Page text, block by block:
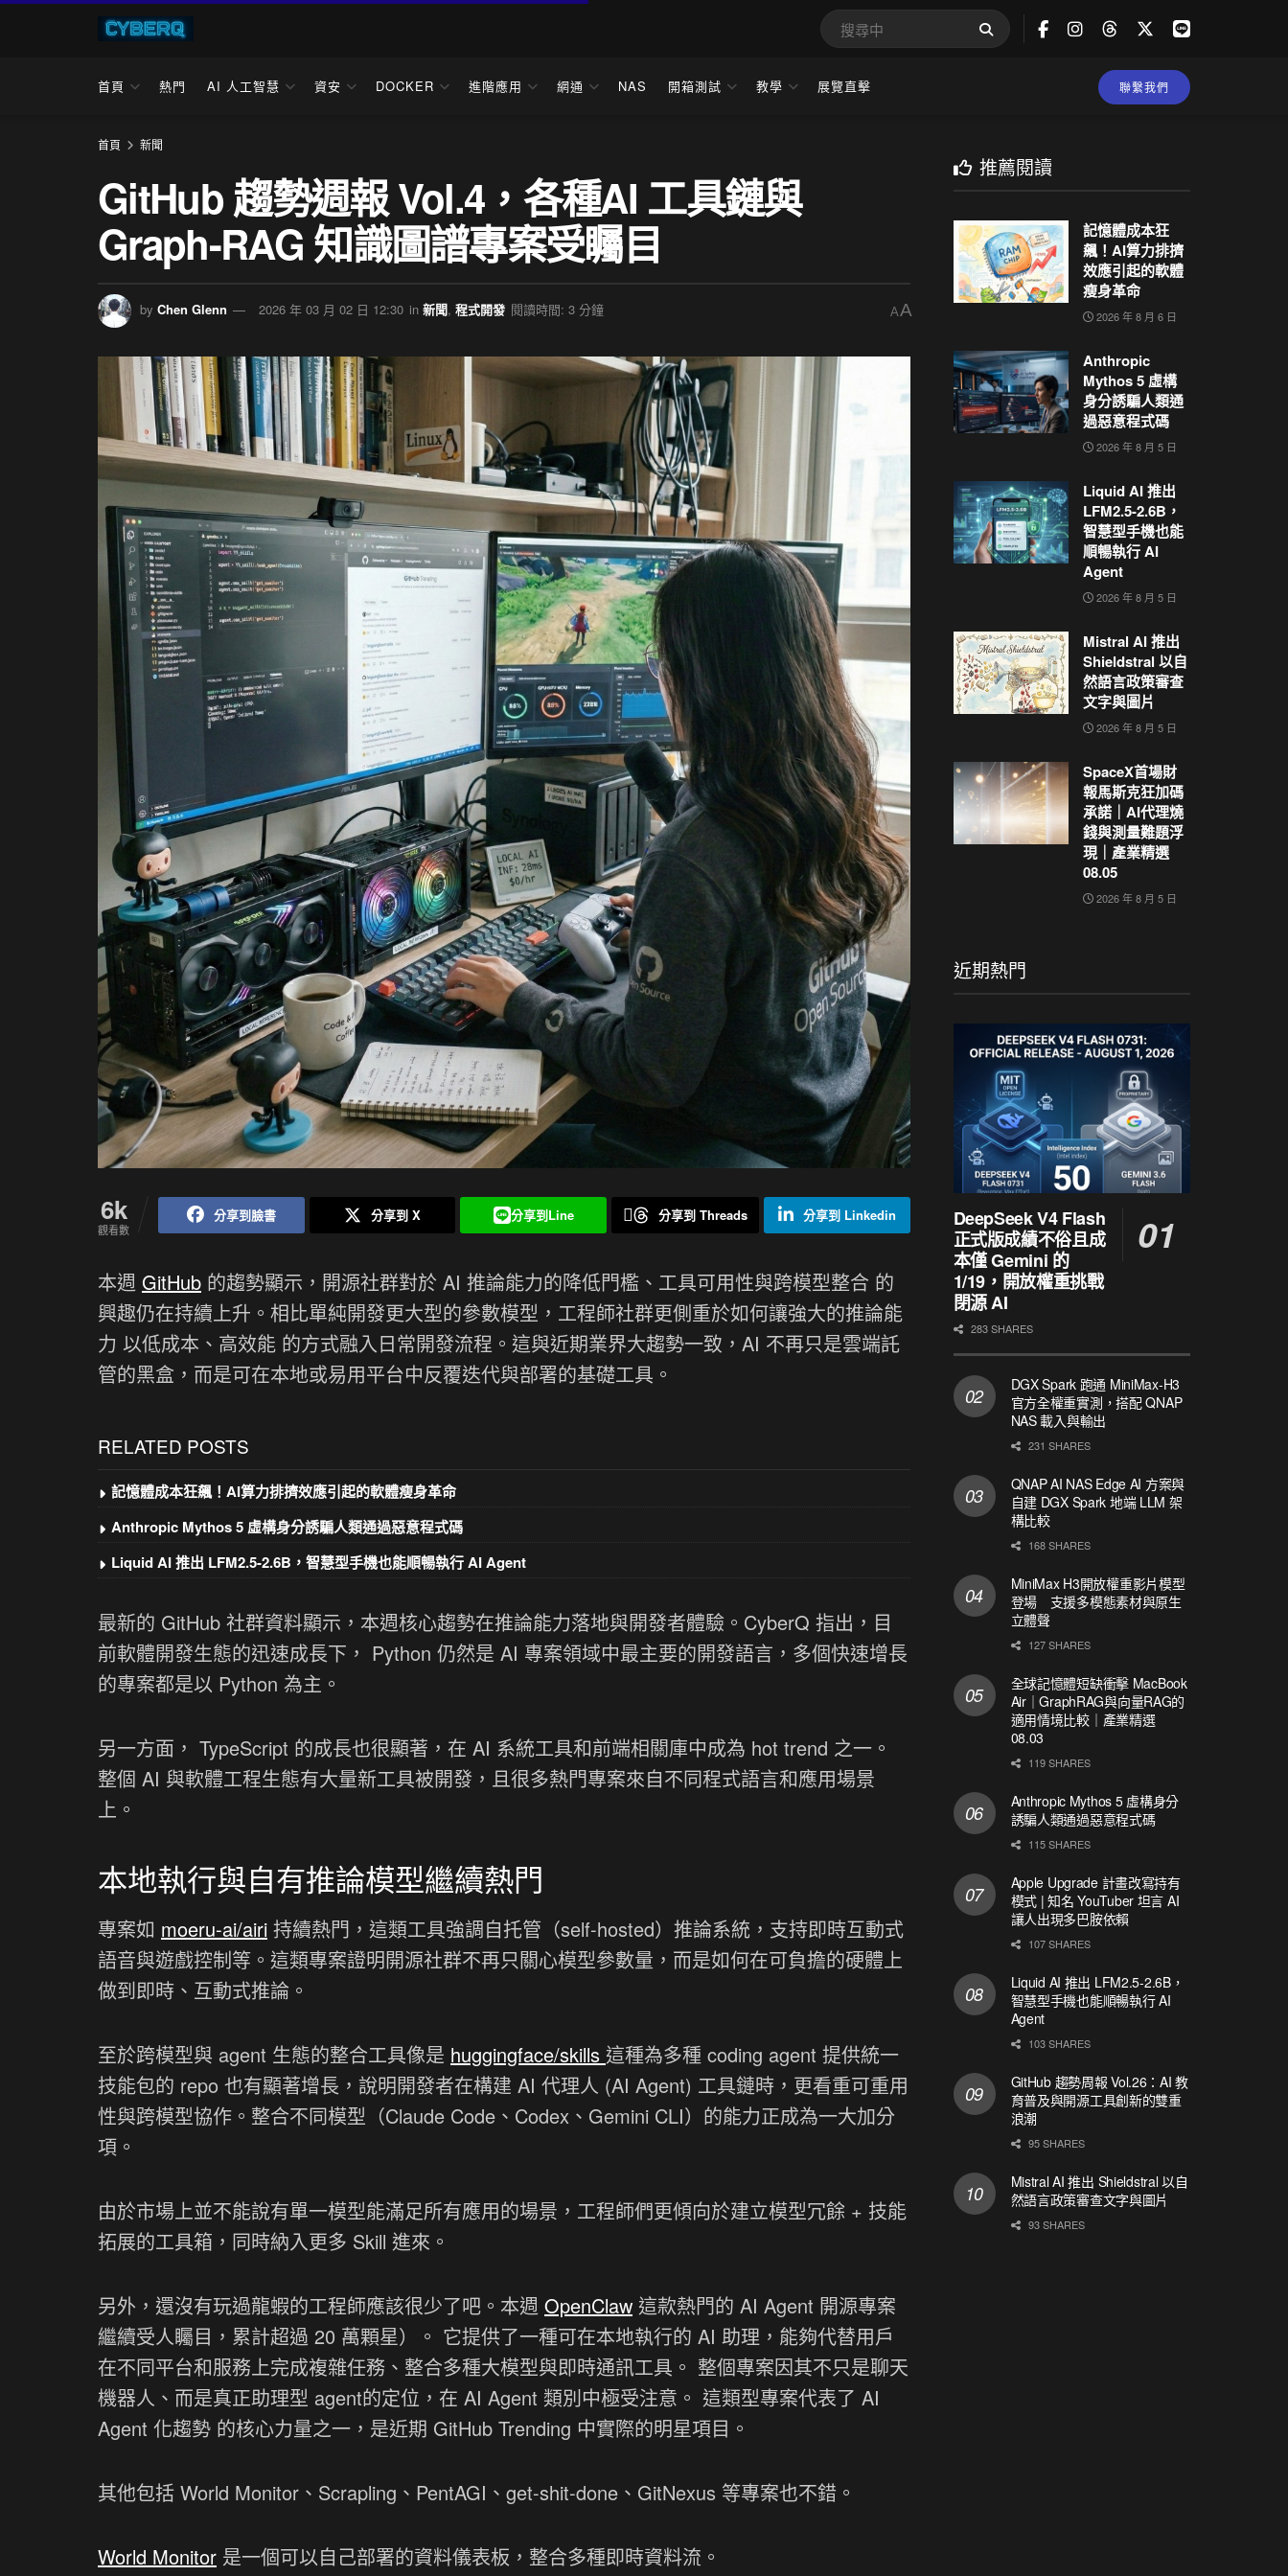
首頁 熱門 AI 人工智慧 資安 DOCKER 進階應用 網通 NAS 開箱測試 教學 展覽直擊 聯繫我們
首頁 新聞
GitHub 趨勢週報 Vol.4，各種AI 工具鏈與
Graph-RAG 知識圖譜專案受矚目
by Chen Glenn 2026 年 03 月 02 日 12:30 in 新聞, 程式開發 閱讀時間: 3 分鐘 AA
6k
觀看數
分享到臉書 分享到 X 分享到Line 分享到 Threads 分享到 Linkedin
本週 GitHub 的趨勢顯示，開源社群對於 AI 推論能力的降低門檻、工具可用性與跨模型整合 的
興趣仍在持續上升。相比單純開發更大型的參數模型，工程師社群更側重於如何讓強大的推論能
力 以低成本、高效能 的方式融入日常開發流程。這與近期業界大趨勢一致，AI 不再只是雲端託
管的黑盒，而是可在本地或易用平台中反覆迭代與部署的基礎工具。
RELATED POSTS
記憶體成本狂飆！AI算力排擠效應引起的軟體瘦身革命
Anthropic Mythos 5 虛構身分誘騙人類通過惡意程式碼
Liquid AI 推出 LFM2.5-2.6B，智慧型手機也能順暢執行 AI Agent
最新的 GitHub 社群資料顯示，本週核心趨勢在推論能力落地與開發者體驗。CyberQ 指出，目
前軟體開發生態的迅速成長下， Python 仍然是 AI 專案領域中最主要的開發語言，多個快速增長
的專案都是以 Python 為主。
另一方面， TypeScript 的成長也很顯著，在 AI 系統工具和前端相關庫中成為 hot trend 之一。
整個 AI 與軟體工程生態有大量新工具被開發，且很多熱門專案來自不同程式語言和應用場景
上。
本地執行與自有推論模型繼續熱門
專案如 moeru-ai/airi 持續熱門，這類工具強調自托管（self-hosted）推論系統，支持即時互動式
語音與遊戲控制等。這類專案證明開源社群不再只關心模型參數量，而是如何在可負擔的硬體上
做到即時、互動式推論。
至於跨模型與 agent 生態的整合工具像是 huggingface/skills 這種為多種 coding agent 提供統一
技能包的 repo 也有顯著增長，說明開發者在構建 AI 代理人 (AI Agent) 工具鏈時，更看重可重用
性與跨模型協作。整合不同模型（Claude Code、Codex、Gemini CLI）的能力正成為一大加分
項。
由於市場上並不能說有單一模型能滿足所有應用的場景，工程師們更傾向於建立模型冗餘 + 技能
拓展的工具箱，同時納入更多 Skill 進來。
另外，還沒有玩過龍蝦的工程師應該很少了吧。本週 OpenClaw 這款熱門的 AI Agent 開源專案
繼續受人矚目，累計超過 20 萬顆星）。 它提供了一種可在本地執行的 AI 助理，能夠代替用戶
在不同平台和服務上完成複雜任務、整合多種大模型與即時通訊工具。 整個專案因其不只是聊天
機器人、而是真正助理型 agent的定位，在 AI Agent 類別中極受注意。 這類型專案代表了 AI
Agent 化趨勢 的核心力量之一，是近期 GitHub Trending 中實際的明星項目。
其他包括 World Monitor、Scrapling、PentAGI、get-shit-done、GitNexus 等專案也不錯。
World Monitor 是一個可以自己部署的資料儀表板，整合多種即時資料流。
推薦閱讀
記憶體成本狂
飆！AI算力排擠
效應引起的軟體
瘦身革命
2026 年 8 月 6 日
Anthropic
Mythos 5 虛構
身分誘騙人類通
過惡意程式碼
2026 年 8 月 5 日
Liquid AI 推出
LFM2.5-2.6B，
智慧型手機也能
順暢執行 AI
Agent
2026 年 8 月 5 日
Mistral AI 推出
Shieldstral 以自
然語言政策審查
文字與圖片
2026 年 8 月 5 日
SpaceX首場財
報馬斯克狂加碼
承諾｜AI代理燒
錢與測量難題浮
現｜產業精選
08.05
2026 年 8 月 5 日
近期熱門
DeepSeek V4 Flash
正式版成績不俗且成
本僅 Gemini 的
1/19，開放權重挑戰
閉源 AI
283 SHARES
DGX Spark 跑通 MiniMax-H3
官方全權重實測，搭配 QNAP
NAS 載入與輸出
231 SHARES
QNAP AI NAS Edge AI 方案與
自建 DGX Spark 地端 LLM 架
構比較
168 SHARES
MiniMax H3開放權重影片模型
登場 支援多模態素材與原生
立體聲
127 SHARES
全球記憶體短缺衝擊 MacBook
Air｜GraphRAG與向量RAG的
適用情境比較｜產業精選
08.03
119 SHARES
Anthropic Mythos 5 虛構身分
誘騙人類通過惡意程式碼
115 SHARES
Apple Upgrade 計畫改寫持有
模式 | 知名 YouTuber 坦言 AI
讓人出現多巴胺依賴
107 SHARES
Liquid AI 推出 LFM2.5-2.6B，
智慧型手機也能順暢執行 AI
Agent
103 SHARES
GitHub 趨勢周報 Vol.26：AI 教
育普及與開源工具創新的雙重
浪潮
95 SHARES
Mistral AI 推出 Shieldstral 以自
然語言政策審查文字與圖片
93 SHARES